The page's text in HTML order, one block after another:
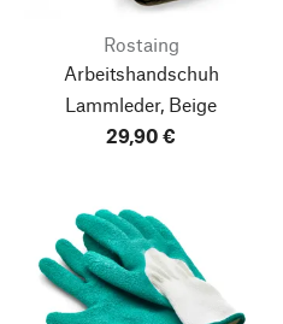
Rostaing
Arbeitshandschuh
Lammleder, Beige
29,90 €